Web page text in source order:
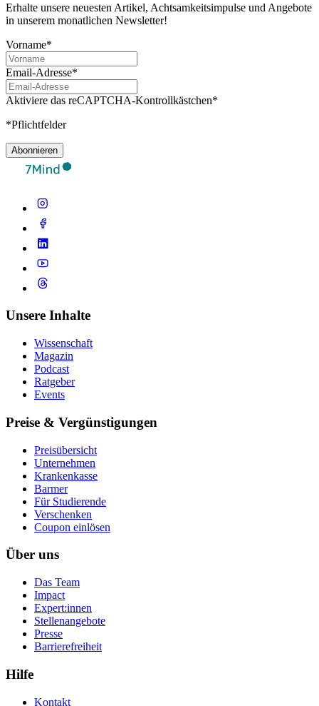
Erhalte unsere neuesten Artikel, Achtsamkeitsimpulse und Angebote
in unserem monatlichen Newsletter!
Vorname*
Email-Adresse*
Aktiviere das reCAPTCHA-Kontrollkästchen*
*Pflichtfelder
Abonnieren
Unsere Inhalte
Wissenschaft
Magazin
Podcast
Ratgeber
Events
Preise & Vergünstigungen
Preisübersicht
Unternehmen
Krankenkasse
Barmer
Für Studierende
Ver­schen­ken
Coupon einlösen
Über uns
Das Team
Impact
Expert:innen
Stellenangebote
Presse
Barrierefreiheit
Hilfe
Kontakt